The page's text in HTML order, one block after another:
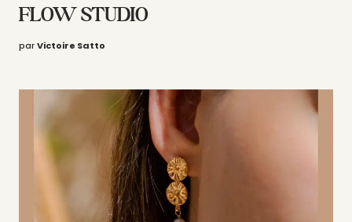
FLOW STUDIO
parVictoire Satto